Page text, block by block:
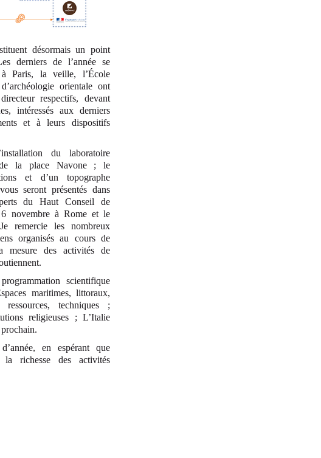
désormais un point
derniers de l’année se
Paris, la veille, l’École
orientale ont
respectifs, devant
intéressés aux derniers
et à leurs dispositifs
du laboratoire
de la place Navone ; le
et d’un topographe
seront présentés dans
du Haut Conseil de
6 novembre à Rome et le
remercie les nombreux
organisés au cours de
mesure des activités de
scientifique
maritimes, littoraux,
techniques ;
religieuses ; L’Italie
en espérant que
la richesse des activités